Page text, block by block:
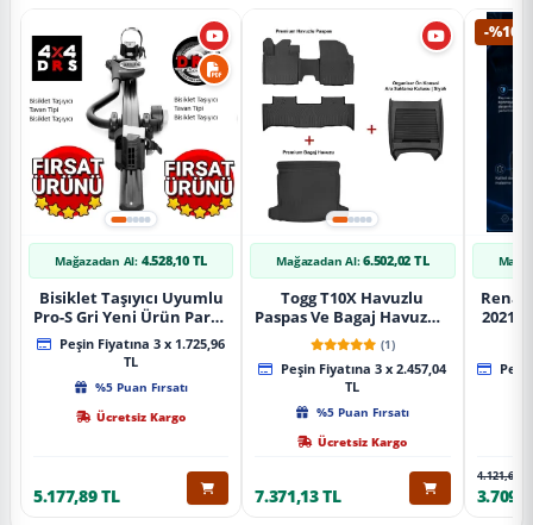
Mağazadan Al: 4.528,10 TL
Bisiklet Taşıyıcı Uyumlu
Pro-S Gri Yeni Ürün Parça
Tavan Tipi Bisiklet
Taşıyıcı
Peşin Fiyatına 3 x 1.725,96
TL
%5 Puan Fırsatı
Ücretsiz Kargo
5.177,89 TL
Mağazadan Al: 6.502,02 TL
Togg T10X Havuzlu
Paspas Ve Bagaj Havuzu +
Siyah Organizer
(1)
Peşin Fiyatına 3 x 2.457,04
TL
%5 Puan Fırsatı
Ücretsiz Kargo
7.371,13 TL
-%10
2021
4.121,65 TL